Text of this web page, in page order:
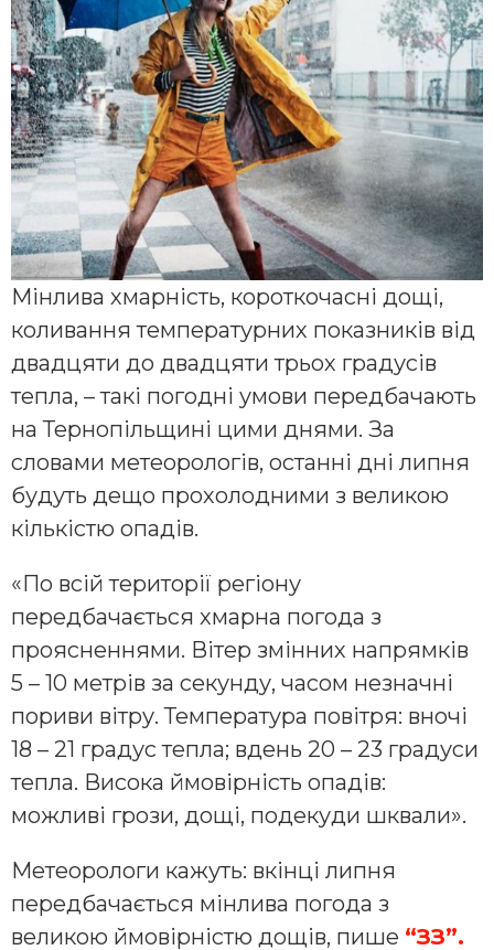
Мінлива хмарність, короткочасні дощі,
коливання температурних показників від
двадцяти до двадцяти трьох градусів
тепла, – такі погодні умови передбачають
на Тернопільщині цими днями. За
словами метеорологів, останні дні липня
будуть дещо прохолодними з великою
кількістю опадів.
«По всій території регіону
передбачається хмарна погода з
проясненнями. Вітер змінних напрямків
5 – 10 метрів за секунду, часом незначні
пориви вітру. Температура повітря: вночі
18 – 21 градус тепла; вдень 20 – 23 градуси
тепла. Висока ймовірність опадів:
можливі грози, дощі, подекуди шквали».
Метеорологи кажуть: вкінці липня
передбачається мінлива погода з
великою ймовірністю дощів, пише “ЗЗ”.